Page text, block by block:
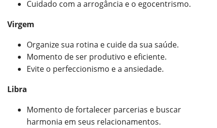
Cuidado com a arrogância e o egocentrismo.
Virgem
Organize sua rotina e cuide da sua saúde.
Momento de ser produtivo e eficiente.
Evite o perfeccionismo e a ansiedade.
Libra
Momento de fortalecer parcerias e buscar
harmonia em seus relacionamentos.